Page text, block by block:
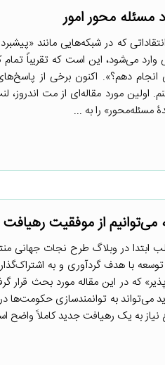
مسئله محور امور
که در شبکه‌هایی مانند
وارد می‌شود، این است که تقریباً
انجام دهم؟». اکنون برخی از
اولین مورد مقاله‌ای از مت
می‌توانیم از موفقیت
با هدف گردآوری و به
که در این مقاله مورد بحث
به توانمندسازی حکومت‌ها در
به یک رهیافت جدید کاملاً واضح